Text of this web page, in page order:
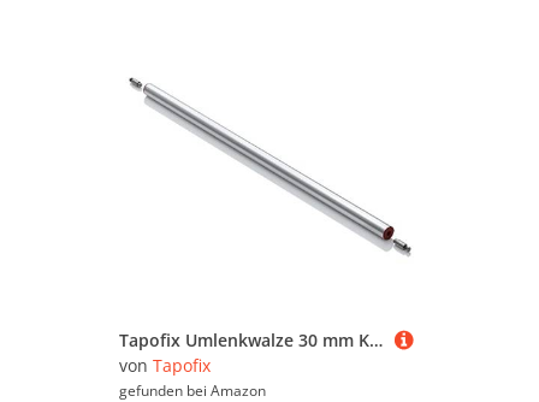
Tapofix Umlenkwalze 30 mm Kleisterkasten 75/800 (Nr.54)
von Tapofix
gefunden bei Amazon